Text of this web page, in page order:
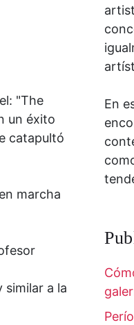
"The
un éxito
catapultó
marcha
similar a la
En